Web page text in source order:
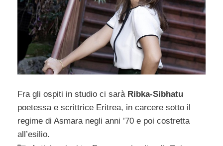
Fra gli ospiti in studio ci sarà Ribka-Sibhatu
poetessa e scrittrice Eritrea, in carcere sotto il
regime di Asmara negli anni ’70 e poi costretta
all’esilio.